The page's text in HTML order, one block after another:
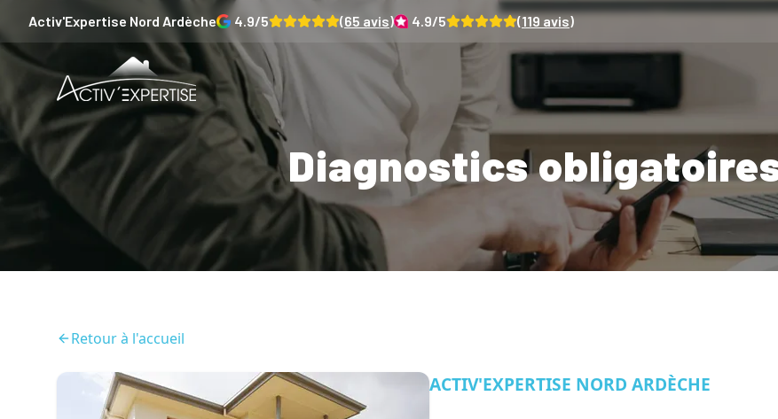
Activ'Expertise Nord Ardèche 4.9/5 (65 avis) 4.9/5 (119 avis)
Diagnostics
Retour à l'accueil
ACTIV'EXPERTISE NORD ARDÈCHE